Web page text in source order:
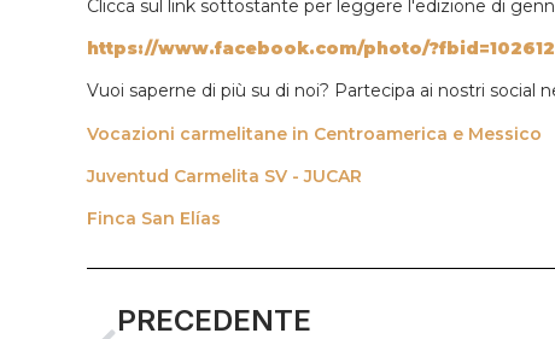
Clicca sul link sottostante per leggere l'edizione di
https://www.facebook.com/photo/
Vuoi saperne di più su di noi? Partecipa ai nostri social
Vocazioni carmelitane in Centroamerica e Messico
Juventud Carmelita SV - JUCAR
Finca San Elías
PRECEDENTE